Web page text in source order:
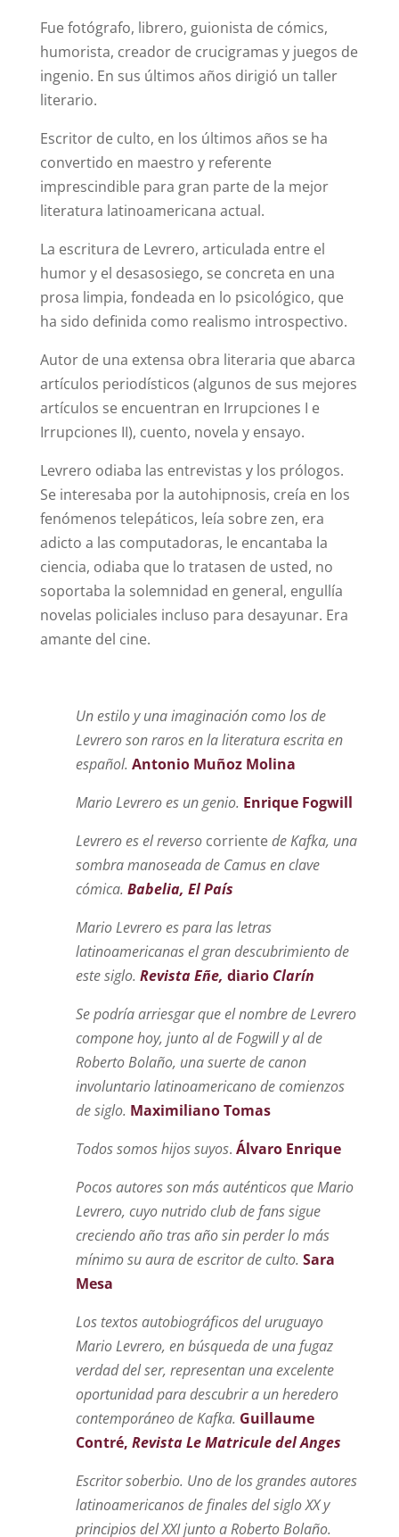
Fue fotógrafo, librero, guionista de cómics,
humorista, creador de crucigramas y juegos de
ingenio. En sus últimos años dirigió un taller
literario.
Escritor de culto, en los últimos años se ha
convertido en maestro y referente
imprescindible para gran parte de la mejor
literatura latinoamericana actual.
La escritura de Levrero, articulada entre el
humor y el desasosiego, se concreta en una
prosa limpia, fondeada en lo psicológico, que
ha sido definida como realismo introspectivo.
Autor de una extensa obra literaria que abarca
artículos periodísticos (algunos de sus mejores
artículos se encuentran en Irrupciones I e
Irrupciones II), cuento, novela y ensayo.
Levrero odiaba las entrevistas y los prólogos.
Se interesaba por la autohipnosis, creía en los
fenómenos telepáticos, leía sobre zen, era
adicto a las computadoras, le encantaba la
ciencia, odiaba que lo tratasen de usted, no
soportaba la solemnidad en general, engullía
novelas policiales incluso para desayunar. Era
amante del cine.
Un estilo y una imaginación como los de
Levrero son raros en la literatura escrita en
español. Antonio Muñoz Molina
Mario Levrero es un genio. Enrique Fogwill
Levrero es el reverso corrientede Kafka, una
sombra manoseada de Camus enclave
cómica. Babelia, El País
Mario Levrero es para las letras
latinoamericanas el gran descubrimiento de
este siglo. Revista Eñe, diario Clarín
Se podría arriesgar que el nombre de Levrero
compone hoy, junto al de Fogwill y al de
Roberto Bolaño, una suerte de canon
involuntario latinoamericano de comienzos
de siglo. Maximiliano Tomas
Todos somos hijos suyos. Álvaro Enrique
Pocos autores son más auténticos que Mario
Levrero, cuyo nutrido club de fans sigue
creciendo año tras año sin perder lo más
mínimo su aura de escritor de culto. Sara
Mesa
Los textos autobiográficos del uruguayo
Mario Levrero, en búsqueda de una fugaz
verdad del ser, representan una excelente
oportunidad para descubrir a un heredero
contemporáneo de Kafka. Guillaume
Contré, Revista Le Matricule del Anges
Escritor soberbio. Uno de los grandes autores
latinoamericanos de finales del siglo XX y
principios del XXI junto a Roberto Bolaño.